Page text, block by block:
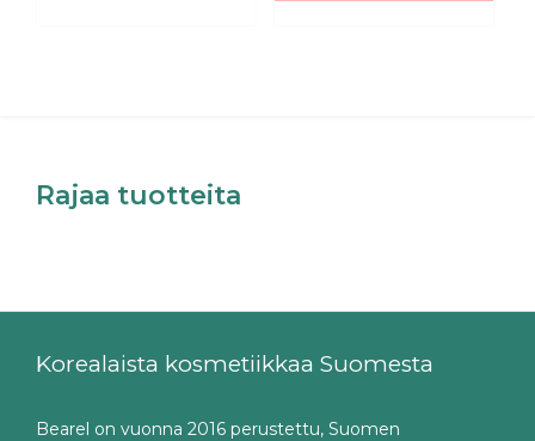
Rajaa tuotteita
Korealaista kosmetiikkaa Suomesta
Bearel on vuonna 2016 perustettu, Suomen